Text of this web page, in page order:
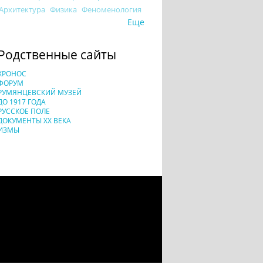
Физика Феноменология
Еще
сайты
МУЗЕЙ
1917 ГОДА
ПОЛЕ
XX ВЕКА